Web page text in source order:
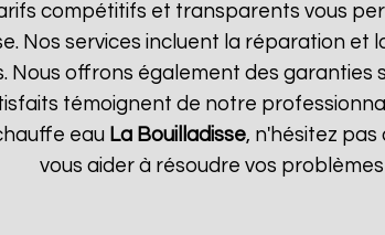
compétitifs et transparents vous
Nos services incluent la réparation et
Nous offrons également des
témoignent de notre
eau La Bouilladisse, n'hésitez pas
vous aider à résoudre vos